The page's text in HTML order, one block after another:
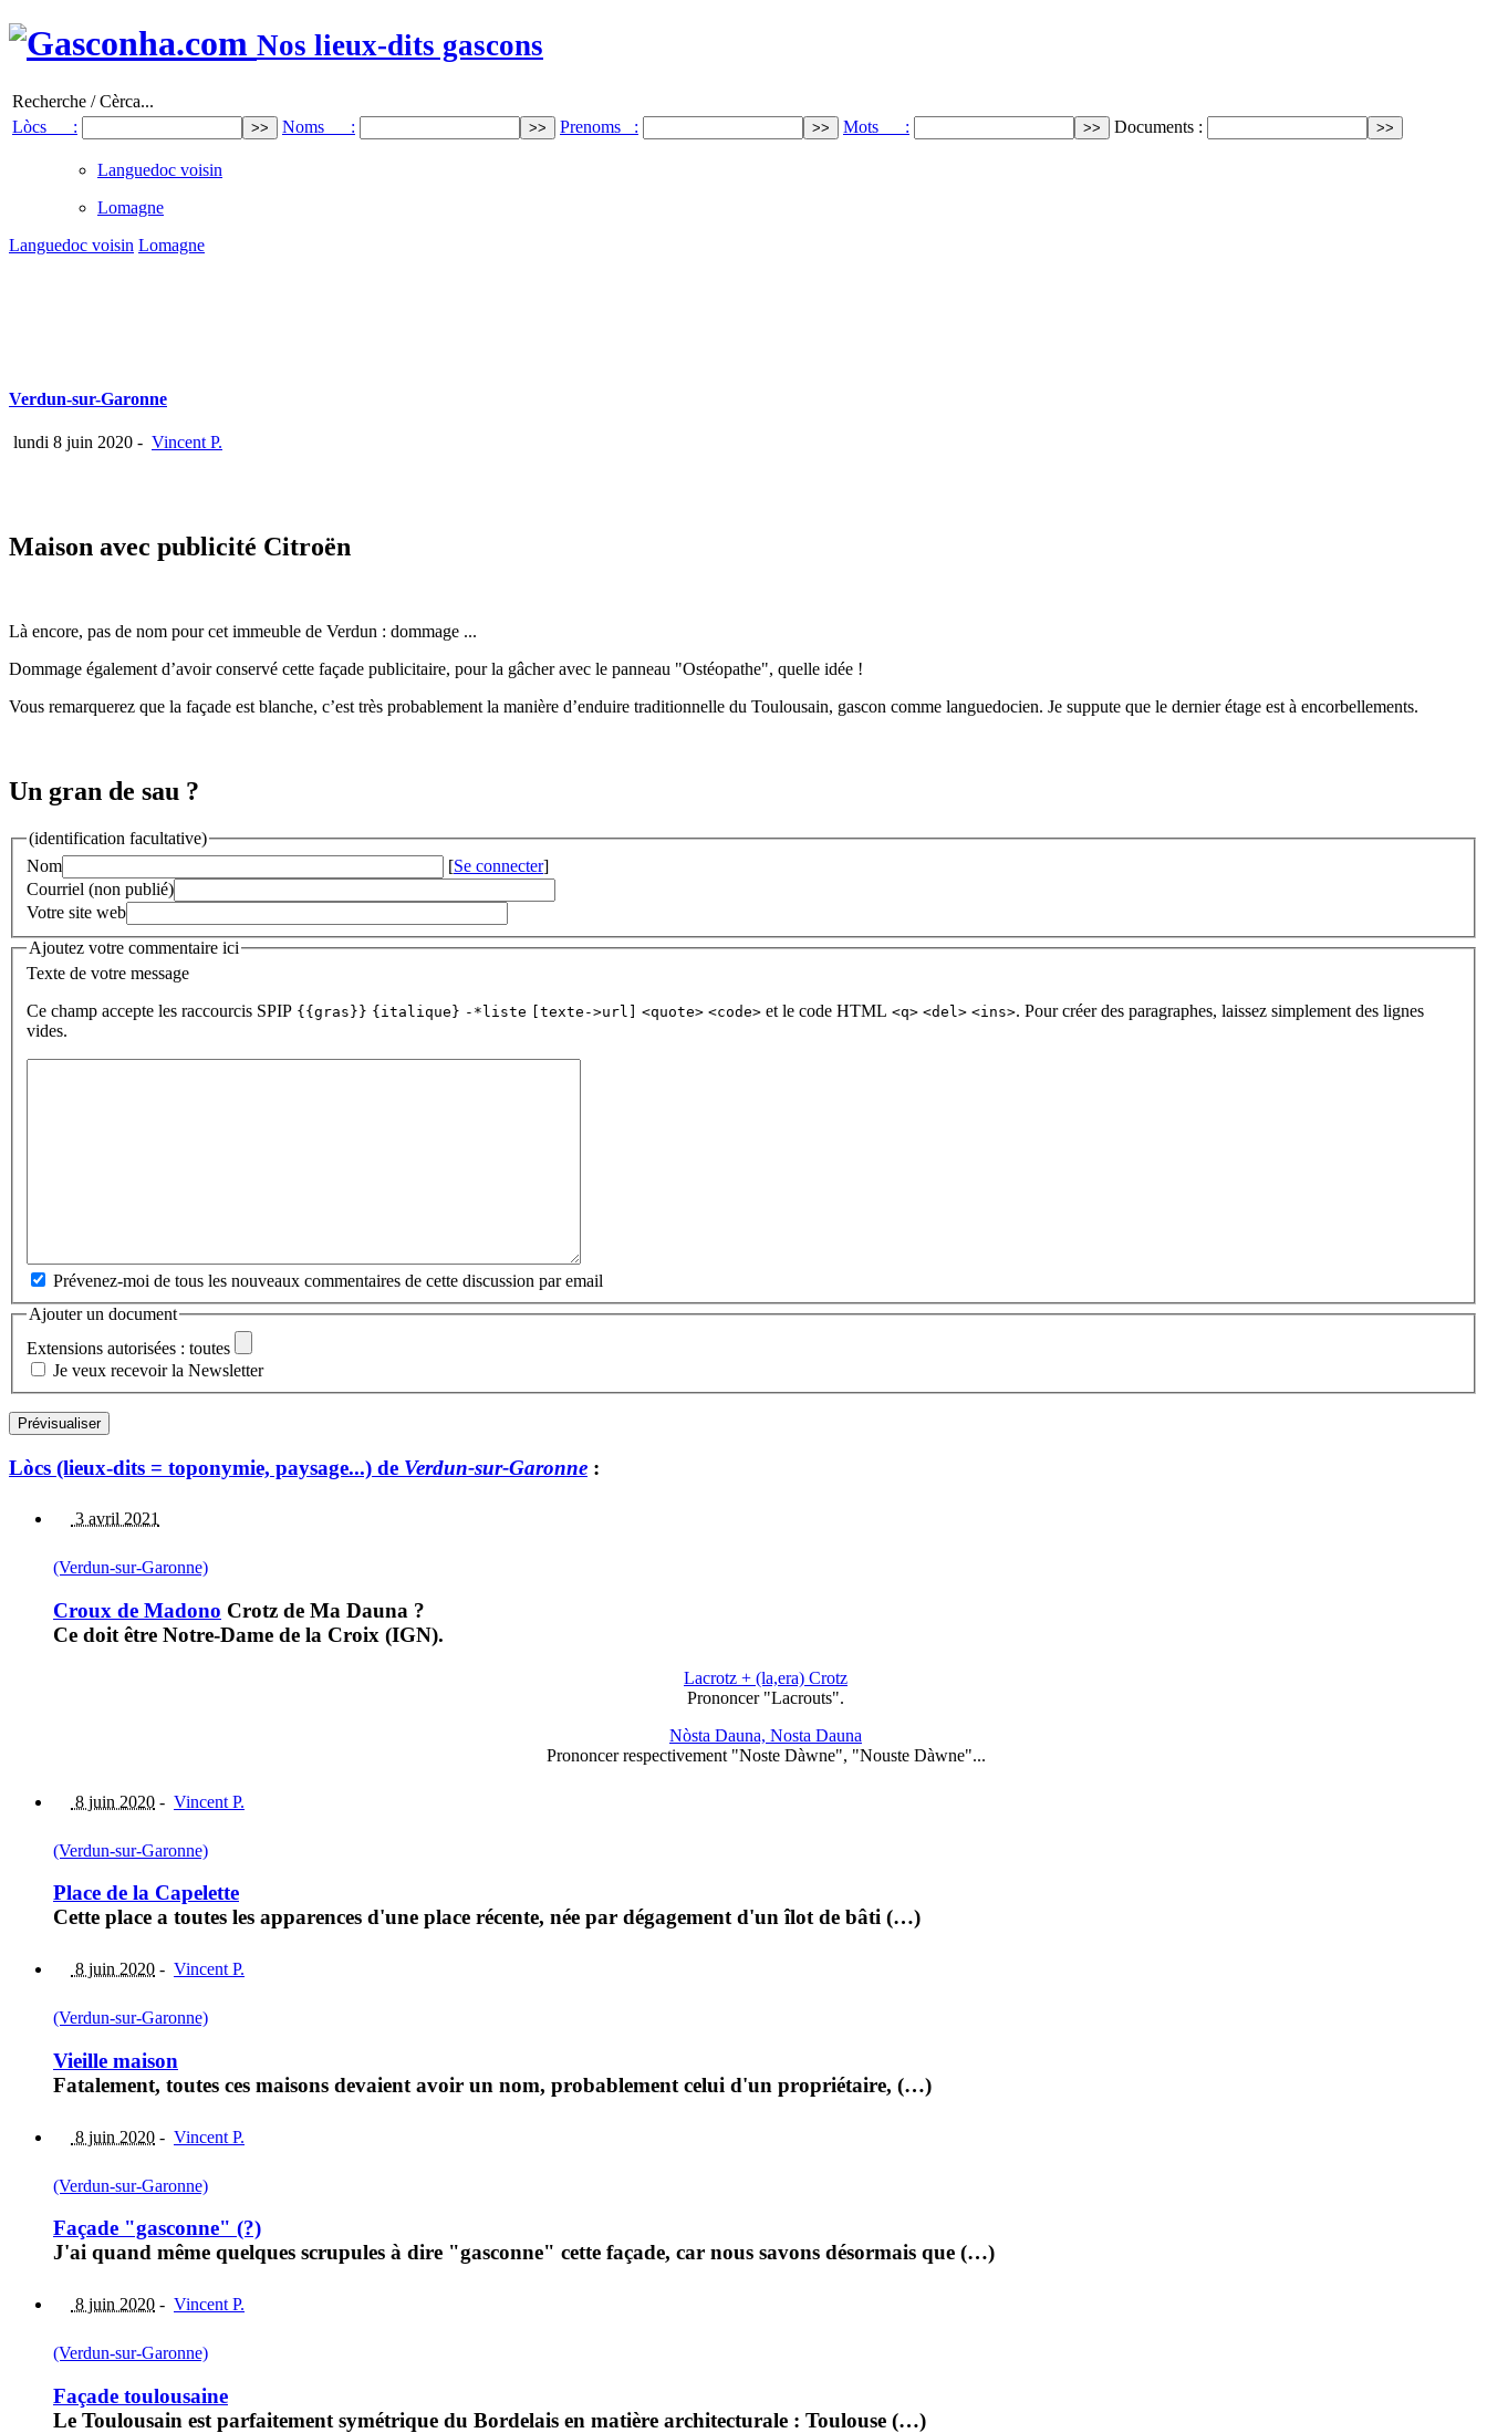
Nos lieux-dits gascons
Recherche / Cèrca...
Lòcs :
Noms : Prenoms : Mots : Documents :
Languedoc voisin
Lomagne
Languedoc voisin Lomagne
Verdun-sur-Garonne
lundi 8 juin 2020 - Vincent P.
Maison avec publicité Citroën
Là encore, pas de nom pour cet immeuble de Verdun : dommage ...
Dommage également d’avoir conservé cette façade publicitaire, pour la gâcher avec le panneau "Ostéopathe", quelle idée !
Vous remarquerez que la façade est blanche, c’est très probablement la manière d’enduire traditionnelle du Toulousain, gascon comme languedocien. Je suppute que le dernier étage est à encorbellements.
Un gran de sau ?
(identification facultative)
Nom
[Se connecter]
Courriel (non publié)
Votre site web
Ajoutez votre commentaire ici
Texte de votre message
Ce champ accepte les raccourcis SPIP {{gras}} {italique} -*liste [texte->url] <quote> <code> et le code HTML <q> <del> <ins>. Pour créer des paragraphes, laissez simplement des lignes
vides.
Prévenez-moi de tous les nouveaux commentaires de cette discussion par email
Ajouter un document
Extensions autorisées : toutes
Je veux recevoir la Newsletter
Lòcs (lieux-dits = toponymie, paysage...) de Verdun-sur-Garonne :
3 avril 2021
(Verdun-sur-Garonne)
Croux de Madono Crotz de Ma Dauna ?
Ce doit être Notre-Dame de la Croix (IGN).
Lacrotz + (la,era) Crotz
Prononcer "Lacrouts".
Nòsta Dauna, Nosta Dauna
Prononcer respectivement "Noste Dàwne", "Nouste Dàwne"...
8 juin 2020 - Vincent P.
(Verdun-sur-Garonne)
Place de la Capelette
Cette place a toutes les apparences d'une place récente, née par dégagement d'un îlot de bâti (…)
8 juin 2020 - Vincent P.
(Verdun-sur-Garonne)
Vieille maison
Fatalement, toutes ces maisons devaient avoir un nom, probablement celui d'un propriétaire, (…)
8 juin 2020 - Vincent P.
(Verdun-sur-Garonne)
Façade "gasconne" (?)
J'ai quand même quelques scrupules à dire "gasconne" cette façade, car nous savons désormais que (…)
8 juin 2020 - Vincent P.
(Verdun-sur-Garonne)
Façade toulousaine
Le Toulousain est parfaitement symétrique du Bordelais en matière architecturale : Toulouse (…)